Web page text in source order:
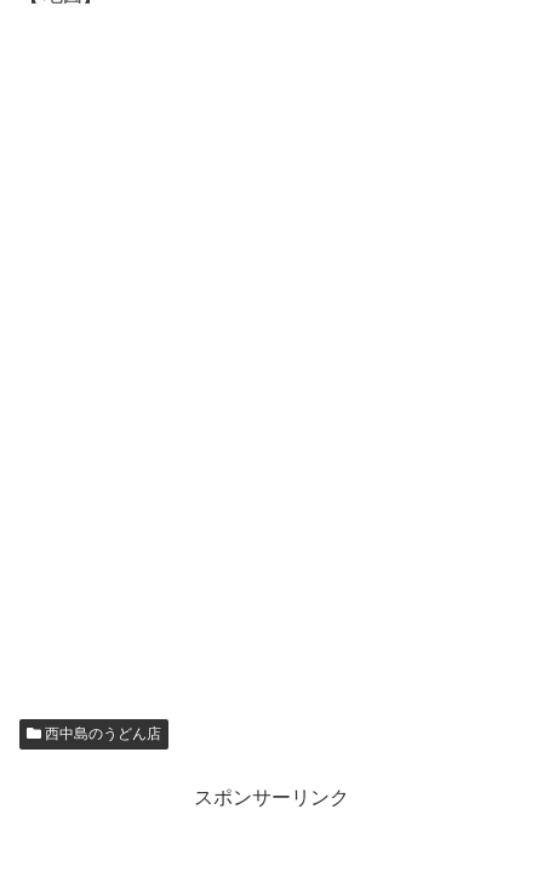
西中島のうどん店
スポンサーリンク